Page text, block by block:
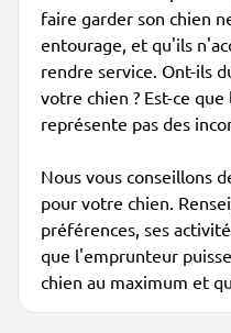
faire garder son chien
entourage, et qu'ils
rendre service. Ont-ils
votre chien ? Est-ce
représente pas des
Nous vous conseillons
pour votre chien.
préférences, ses
que l'emprunteur
chien au maximum et